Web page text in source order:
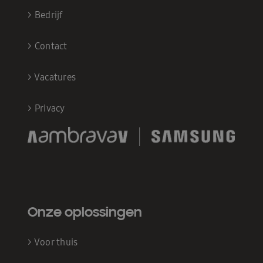
> Bedrijf
> Contact
> Vacatures
> Privacy
Onze oplossingen
> Voor thuis